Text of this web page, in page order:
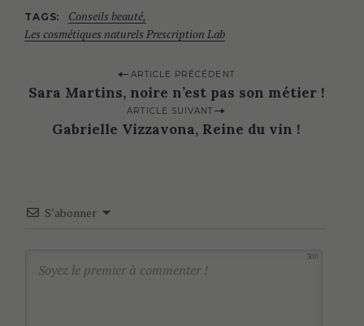
TAGS
Conseils beauté
Les cosmétiques naturels Prescription Lab
o
v
ARTICLE PRÉCÉDENT
Sara Martins, noire n’est pas son métier !
ARTICLE SUIVANT
Gabrielle Vizzavona, Reine du vin !
S’abonner
300